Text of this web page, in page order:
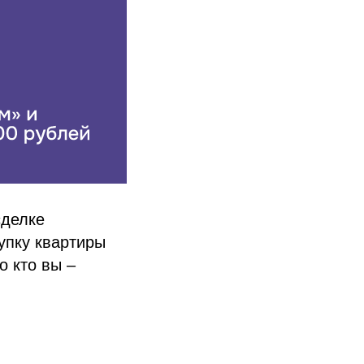
квартиры
кто вы –